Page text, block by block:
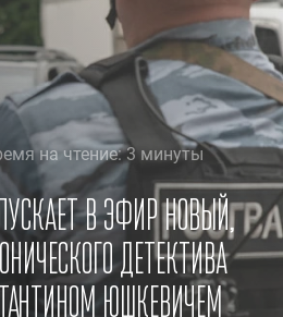
на чтение: 3 минуты
в эфир новый,
детектива
Юшкевичем